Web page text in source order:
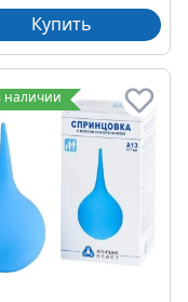
Купить
наличии